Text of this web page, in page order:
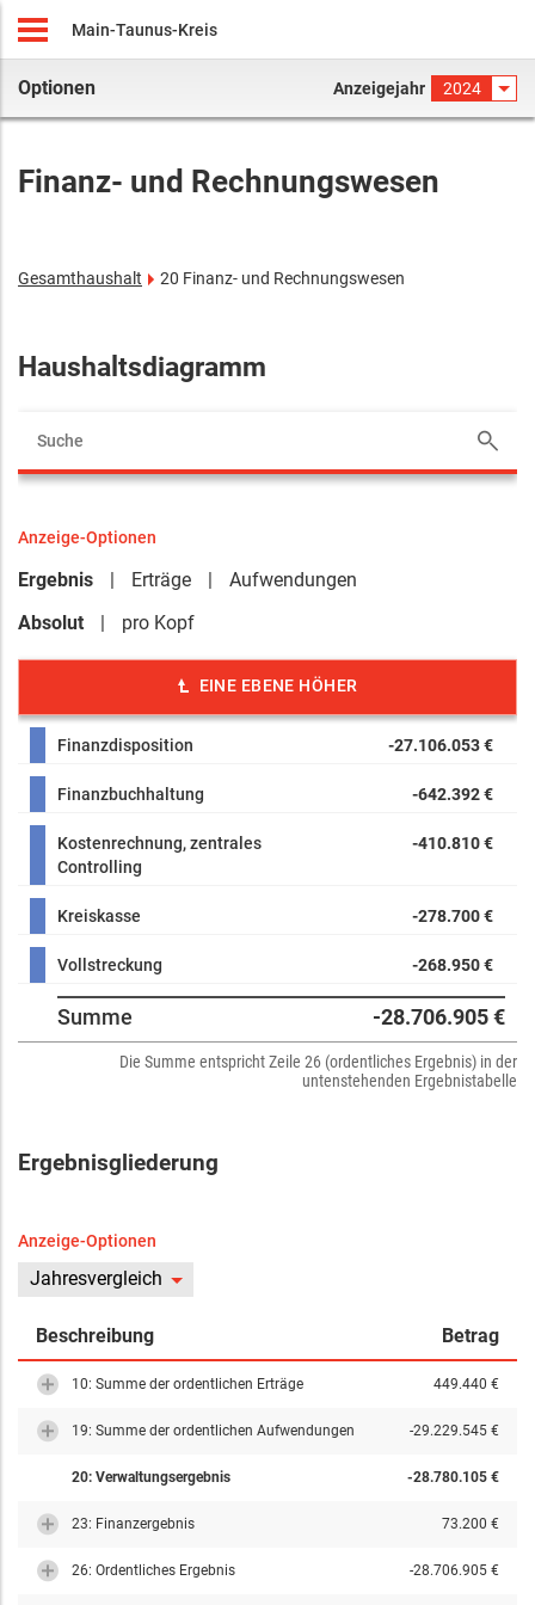
Main-Taunus-Kreis
Optionen Anzeigejahr 2024
Finanz- und Rechnungswesen
Gesamthaushalt 20 Finanz- und Rechnungswesen
Haushaltsdiagramm
Anzeige-Optionen
Ergebnis Erträge
Aufwendungen
Absolut
pro Kopf
EINE EBENE HÖHER
Finanzdisposition -27.106.053 €
Finanzbuchhaltung -642.392 €
Kostenrechnung, zentrales
Controlling
-410.810 €
Kreiskasse -278.700 €
Vollstreckung -268.950 €
Summe -28.706.905 €
Die Summe entspricht Zeile 26 (ordentliches Ergebnis) in der
untenstehenden Ergebnistabelle
Ergebnisgliederung
Anzeige-Optionen
Jahresvergleich
Beschreibung Betrag
10: Summe der ordentlichen Erträge 449.440 €
19: Summe der ordentlichen Aufwendungen -29.229.545 €
20: Verwaltungsergebnis -28.780.105 €
23: Finanzergebnis 73.200 €
26: Ordentliches Ergebnis -28.706.905 €